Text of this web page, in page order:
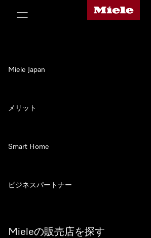
Mieleのホームページ
Mieleの販売店を探す
Miele Japan
メリット
Smart Home
ビジネスパートナー